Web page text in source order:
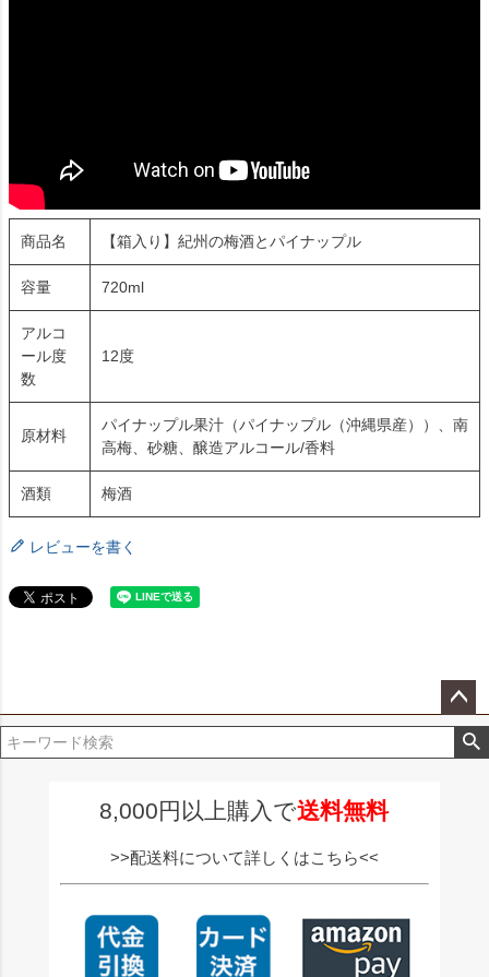
商品名 【箱入り】紀州の梅酒とパイナップル
容量 720ml
アルコ
ール度
数
12度
原材料
パイナップル果汁（パイナップル（沖縄県産））、南
高梅、砂糖、醸造アルコール/香料
酒類 梅酒
レビューを書く
ペー
ジト
8,000円以上購入で送料無料
>>配送料について詳しくはこちら<<